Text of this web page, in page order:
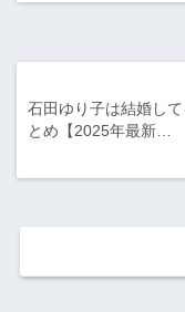
石田ゆり子は結婚し
とめ【2025年最新…